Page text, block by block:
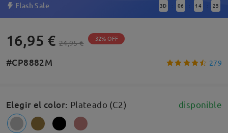
Flash Sale 3D : 06 : 14 : 25
16,95 € 24,95 € 32% OFF
#CP8882M 279
Elegir el color: Plateado (C2) disponible